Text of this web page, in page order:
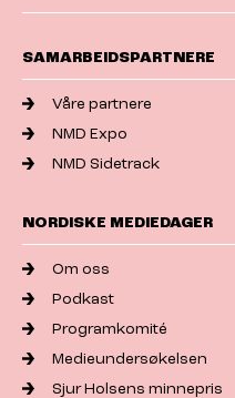
SAMARBEIDSPARTNERE
Våre partnere
NMD Expo
NMD Sidetrack
NORDISKE MEDIEDAGER
Om oss
Podkast
Programkomité
Medieundersøkelsen
Sjur Holsens minnepris